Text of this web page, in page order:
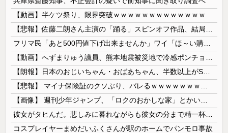
【動画】半ケツ祭り、限界突破ｗｗｗｗｗｗｗｗｗｗｗｗｗ
コスプレイヤーまめだいふくさんが駅のホームでパンモロ事故